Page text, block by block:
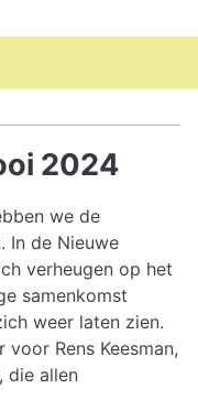
2024
we de
In de Nieuwe
verheugen op het
samenkomst
weer laten zien.
Rens Keesman,
die allen